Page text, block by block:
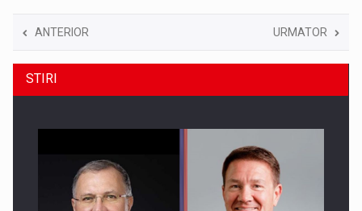
ANTERIOR URMATOR
STIRI